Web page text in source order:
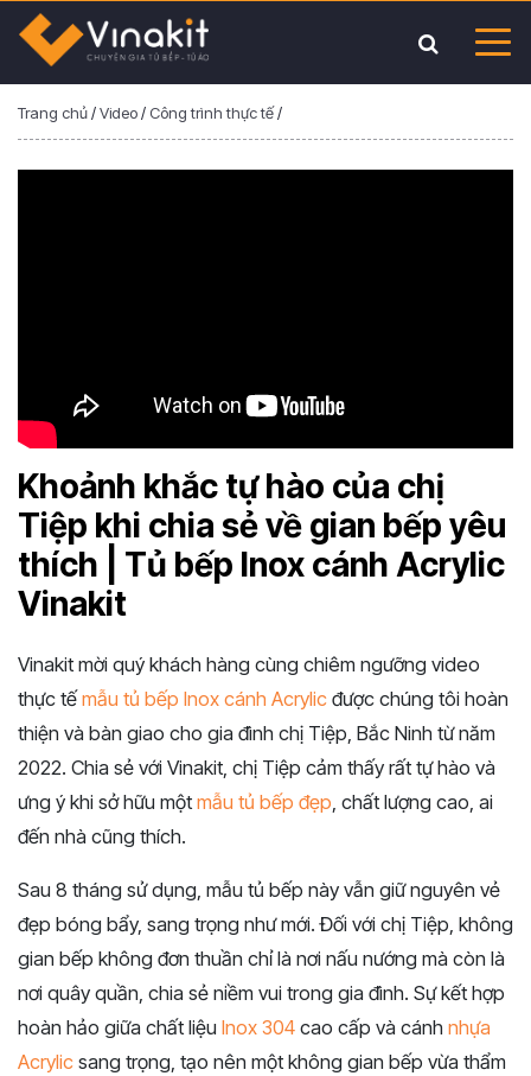
Trang chủ/Video/ Công trình thực tế/
Khoảnh khắc tự hào của chị
Tiệp khi chia sẻ về gian bếp yêu
thích | Tủ bếp Inox cánh Acrylic
Vinakit
Vinakit mời quý khách hàng cùng chiêm ngưỡng video
thực tế mẫu tủ bếp Inox cánh Acrylic được chúng tôi hoàn
thiện và bàn giao cho gia đình chị Tiệp, Bắc Ninh từ năm
2022. Chia sẻ với Vinakit, chị Tiệp cảm thấy rất tự hào và
ưng ý khi sở hữu một mẫu tủ bếp đẹp, chất lượng cao, ai
đến nhà cũng thích.
Sau 8 tháng sử dụng, mẫu tủ bếp này vẫn giữ nguyên vẻ
đẹp bóng bẩy, sang trọng như mới. Đối với chị Tiệp, không
gian bếp không đơn thuần chỉ là nơi nấu nướng mà còn là
nơi quây quần, chia sẻ niềm vui trong gia đình. Sự kết hợp
hoàn hảo giữa chất liệu Inox 304 cao cấp và cánh nhựa
Acrylic sang trọng, tạo nên một không gian bếp vừa thẩm